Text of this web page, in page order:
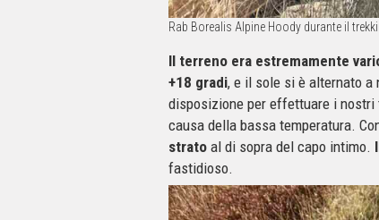
Rab Borealis Alpine Hoody durante il
Il terreno era estremamente
+18 gradi, e il sole si è alternato a
disposizione per effettuare i nostri
causa della bassa temperatura.
strato al di sopra del capo intimo.
fastidioso.